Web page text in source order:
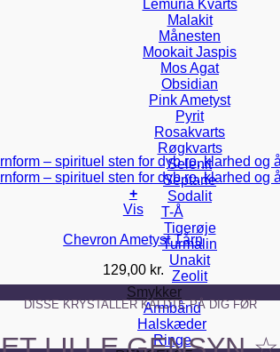
Lemuria Kvarts
Malakit
Månesten
Mookait Jaspis
Mos Agat
Obsidian
Pink Ametyst
Pyrit
Rosakvarts
Røgkvarts
Selenit
Septarie
Sodalit
T-Å
Tigerøje
Turmalin
Unakit
Zeolit
Smykker
Armbånd
Halskæder
Ringe
+
Vis
Chevron Ametyst Tårn
129,00 kr.
DISSE KRYSTALLER KALDTE PÅ DIG FØR